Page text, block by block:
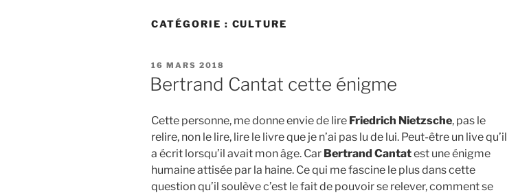
CATÉGORIE : CULTURE
PUBLIÉ
LE
16 MARS 2018
Bertrand Cantat cette énigme
Cette personne, me donne envie de lire Friedrich Nietzsche, pas le
relire, non le lire, lire le livre que je n’ai pas lu de lui. Peut-être un live qu’il
a écrit lorsqu’il avait mon âge. Car Bertrand Cantatest une énigme
humaine attisée par la haine. Ce qui me fascine le plus dans cette
question qu’il soulève c’est le fait de pouvoir se relever, comment se